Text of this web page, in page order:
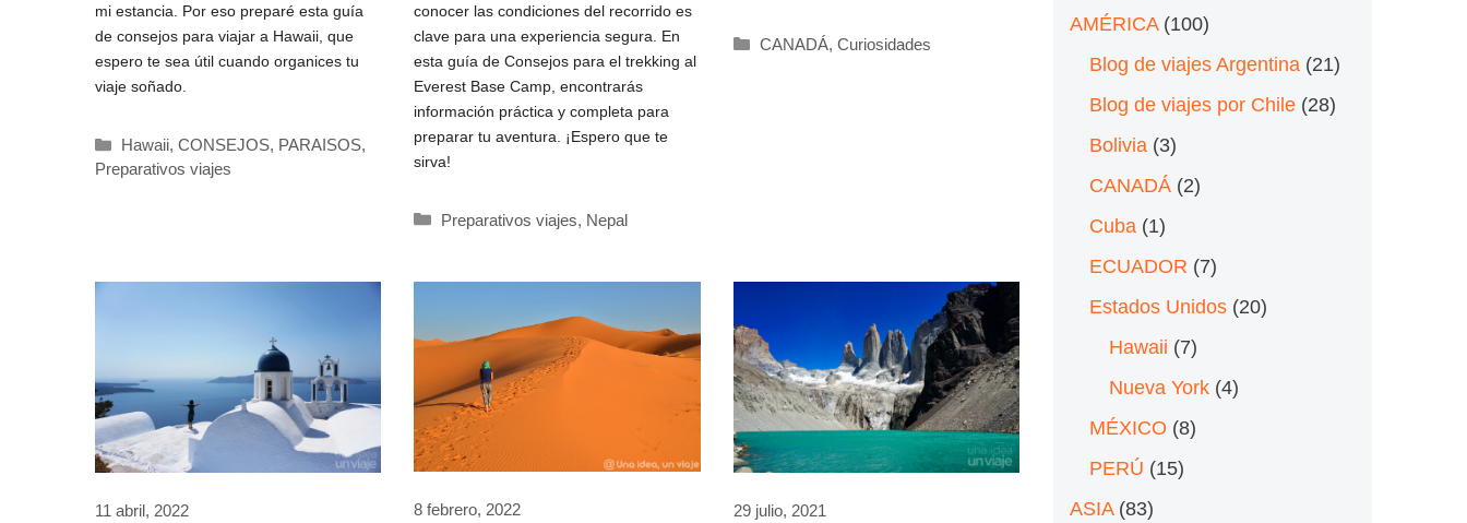
mi estancia. Por eso preparé esta guía
de consejos para viajar a Hawaii, que
espero te sea útil cuando organices tu
viaje soñado.
Categorías
Hawaii,CONSEJOS, PARAISOS,
Preparativos viajes
conocer las condiciones del recorrido es
clave para una experiencia segura. En
esta guía de Consejos para el trekking al
Everest Base Camp, encontrarás
información práctica y completa para
preparar tu aventura. ¡Espero que te
sirva!
Categorías
Preparativos viajes, Nepal
Categorías
CANADÁ,Curiosidades
11 abril, 2022 8 febrero, 2022 29 julio, 2021
AMÉRICA(100)
Blog de viajes Argentina (21)
Blog de viajes por Chile(28)
Bolivia (3)
CANADÁ(2)
Cuba (1)
ECUADOR (7)
Estados Unidos(20)
Hawaii (7)
Nueva York(4)
MÉXICO (8)
PERÚ (15)
ASIA(83)